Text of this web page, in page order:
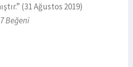
(31 Ağustos 2019)
Beğeni